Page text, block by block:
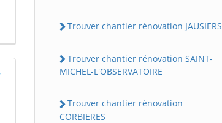
Trouver chantier rénovation JAUSIERS
Trouver chantier rénovation SAINT-
MICHEL-L'OBSERVATOIRE
Trouver chantier rénovation
CORBIERES